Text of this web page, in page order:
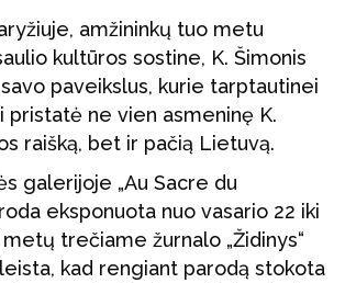
amžininkų tuo metu
kultūros sostine, K. Šimonis
paveikslus, kurie tarptautinei
pristatė ne vien asmeninę K.
raišką, bet ir pačią Lietuvą.
galerijoje „Au Sacre du
eksponuota nuo vasario 22 iki
trečiame žurnalo „Židinys“
kad rengiant parodą stokota